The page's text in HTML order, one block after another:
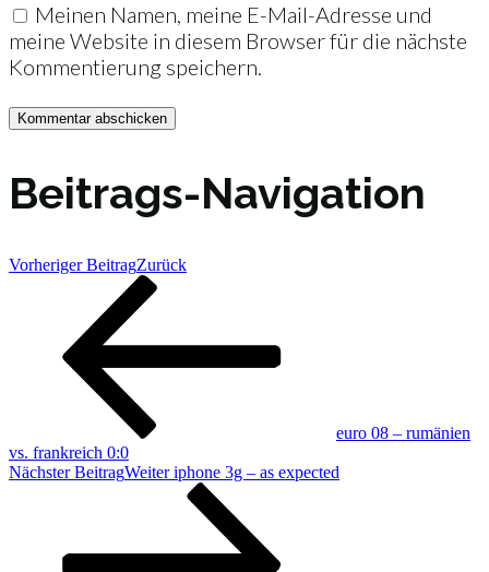
Meinen Namen, meine E-Mail-Adresse und
meine Website in diesem Browser für die nächste
Kommentierung speichern.
Beitrags-Navigation
Vorheriger BeitragZurück
euro 08 – rumänien
vs. frankreich 0:0
Nächster BeitragWeiter iphone 3g – as expected